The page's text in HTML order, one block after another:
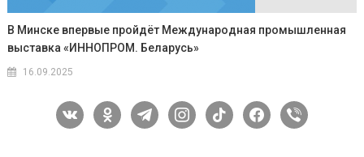
В Минске впервые пройдёт Международная промышленная
выставка «ИННОПРОМ. Беларусь»
16.09.2025
vkontakteodnoklassniki
telegraminstagram
tiktok facebook
viber